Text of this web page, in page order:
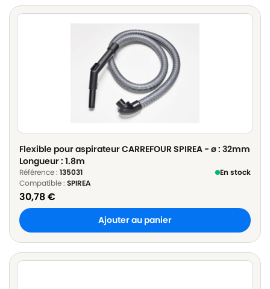
Flexible pour aspirateur CARREFOUR SPIREA - ø : 32mm
Longueur : 1.8m
Référence : 135031
En stock
Compatible : SPIREA
30,78€
Ajouter au panier